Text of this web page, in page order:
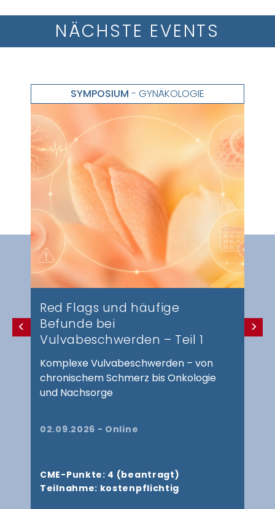
NÄCHSTE EVENTS
SYMPOSIUM - GYNÄKOLOGIE
Red Flags und häufige
Befunde bei
Vulvabeschwerden – Teil 1
Komplexe Vulvabeschwerden – von
chronischem Schmerz bis Onkologie
und Nachsorge
02.09.2026 - Online
CME-Punkte: 4 (beantragt)
Teilnahme: kostenpflichtig
< >